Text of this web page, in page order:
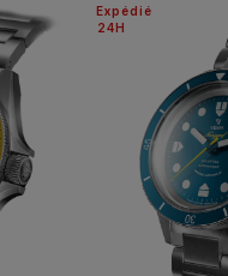
24H
Expédié